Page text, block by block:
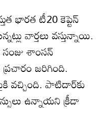
భార‌త టీ20 కెప్టెన్
వార్తలు వ‌స్తున్నాయి.
శాంసన్
జరిగింది.
పాటిదార్‌కు
ఉన్నాయని క్రీడా